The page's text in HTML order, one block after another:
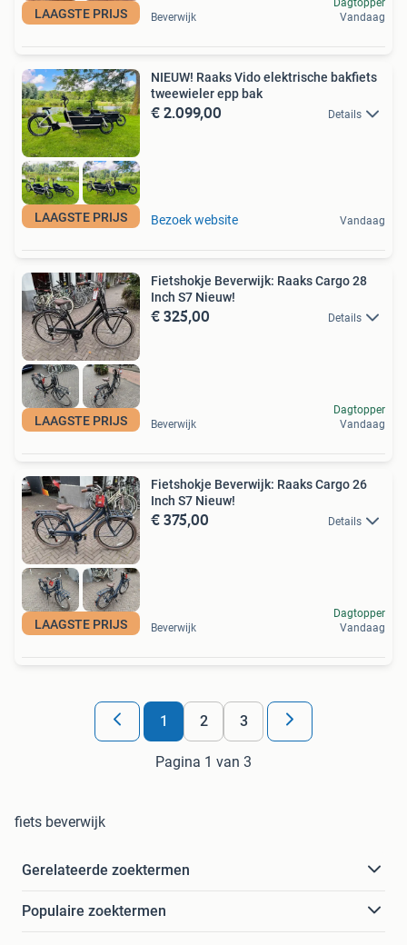
LAAGSTE PRIJS Beverwijk
Vandaag
LAAGSTE PRIJS
NIEUW! Raaks Vido elektrische bakfiets
tweewieler epp bak
€ 2.099,00 Details
Bezoek website Vandaag
LAAGSTE PRIJS
Fietshokje Beverwijk: Raaks Cargo 28
Inch S7 Nieuw!
€ 325,00 Details
Beverwijk
Dagtopper
Vandaag
LAAGSTE PRIJS
Fietshokje Beverwijk: Raaks Cargo 26
Inch S7 Nieuw!
€ 375,00 Details
Beverwijk
Dagtopper
Vandaag
1 2 3
Pagina 1 van 3
fiets beverwijk
Gerelateerde zoektermen
Populaire zoektermen